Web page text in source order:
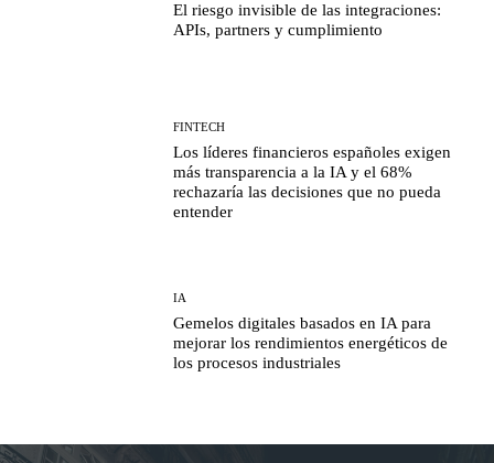
El riesgo invisible de las integraciones:
APIs, partners y cumplimiento
FINTECH
Los líderes financieros españoles exigen
más transparencia a la IA y el 68%
rechazaría las decisiones que no pueda
entender
IA
Gemelos digitales basados en IA para
mejorar los rendimientos energéticos de
los procesos industriales